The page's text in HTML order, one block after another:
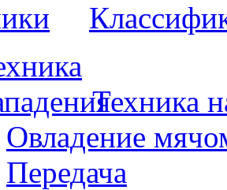
Техника
Овладение
Передача